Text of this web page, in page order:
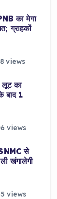
का मेगा
ग्राहकों
views
लूट का
बाद 1
views
से
खंगालेगी
views